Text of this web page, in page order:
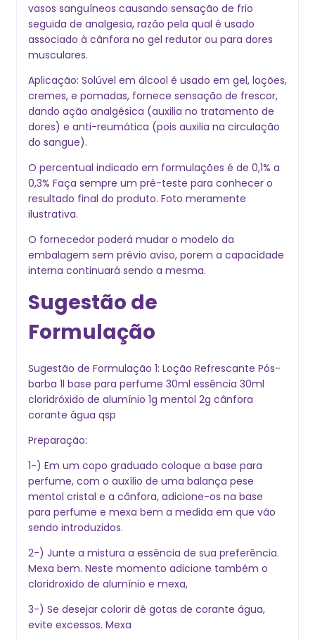
vasos sanguíneos causando sensação de frio
seguida de analgesia, razão pela qual é usado
associado à cânfora no gel redutor ou para dores
musculares.
Aplicação: Solúvel em álcool é usado em gel, loções,
cremes, e pomadas, fornece sensação de frescor,
dando ação analgésica (auxilia no tratamento de
dores) e anti-reumática (pois auxilia na circulação
do sangue).
O percentual indicado em formulações é de 0,1% a
0,3% Faça sempre um pré-teste para conhecer o
resultado final do produto. Foto meramente
ilustrativa.
O fornecedor poderá mudar o modelo da
embalagem sem prévio aviso, porem a capacidade
interna continuará sendo a mesma.
Sugestão de
Formulação
Sugestão de Formulação 1: Loção Refrescante Pós-
barba 1l base para perfume 30ml essência 30ml
cloridróxido de alumínio 1g mentol 2g cânfora
corante água qsp
Preparação:
1-) Em um copo graduado coloque a base para
perfume, com o auxílio de uma balança pese
mentol cristal e a cânfora, adicione-os na base
para perfume e mexa bem a medida em que vão
sendo introduzidos.
2-) Junte a mistura a essência de sua preferência.
Mexa bem. Neste momento adicione também o
cloridroxido de alumínio e mexa,
3-) Se desejar colorir dê gotas de corante água,
evite excessos. Mexa